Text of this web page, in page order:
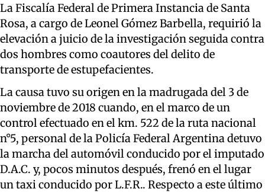
La Fiscalía Federal de Primera Instancia de Santa
Rosa, a cargo de Leonel Gómez Barbella, requirió la
elevación a juicio de la investigación seguida contra
dos hombres como coautores del delito de
transporte de estupefacientes.
La causa tuvo su origen en la madrugada del 3 de
noviembre de 2018 cuando, en el marco de un
control efectuado en el km. 522 de la ruta nacional
n°5, personal de la Policía Federal Argentina detuvo
la marcha del automóvil conducido por el imputado
D.A.C. y, pocos minutos después, frenó en el lugar
un taxi conducido por L.F.R.. Respecto a este último